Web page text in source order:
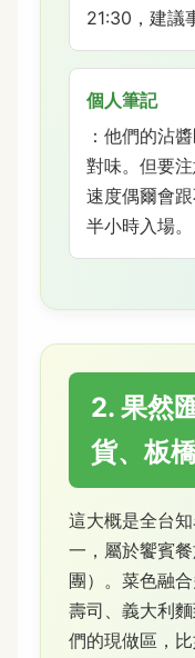
21:30，建議
個人筆記
：他們的沾
對味。但要
速度偶爾會
半小時入場。
2. 果然
貨、板
這大概是全台
一，屬於饗賓
團）。菜色融
壽司、義大利
們的現做區，